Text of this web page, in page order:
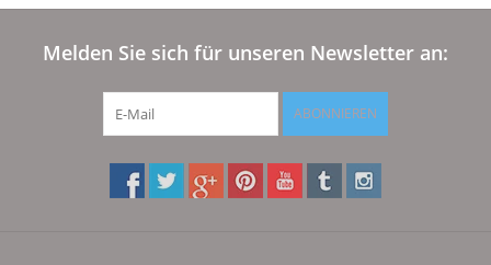
Melden Sie sich für unseren Newsletter an:
ABONNIEREN